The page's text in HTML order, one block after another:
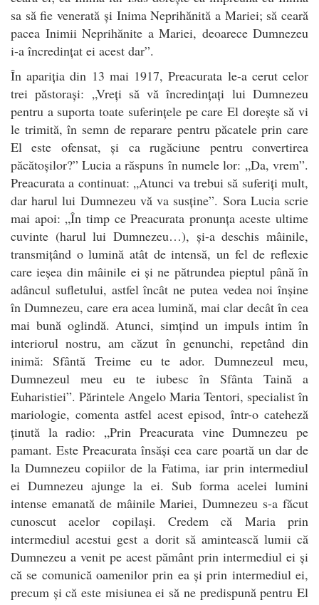
sa să fie venerată și Inima Neprihănită a Mariei; să ceară
pacea Inimii Neprihănite a Mariei, deoarece Dumnezeu
i-a încredințat ei acest dar”.
În apariția din 13 mai 1917, Preacurata le-a cerut celor
trei păstorași: „Vreți să vă încredințați lui Dumnezeu
pentru a suporta toate suferințele pe care El dorește să vi
le trimită, în semn de reparare pentru păcatele prin care
El este ofensat, și ca rugăciune pentru convertirea
păcătoșilor?” Lucia a răspuns în numele lor: „Da, vrem”.
Preacurata a continuat: „Atunci va trebui să suferiți mult,
dar harul lui Dumnezeu vă va susține”. Sora Lucia scrie
mai apoi: „În timp ce Preacurata pronunța aceste ultime
cuvinte (harul lui Dumnezeu…), și-a deschis mâinile,
transmițând o lumină atât de intensă, un fel de reflexie
care ieșea din mâinile ei și ne pătrundea pieptul până în
adâncul sufletului, astfel încât ne putea vedea noi înșine
în Dumnezeu, care era acea lumină, mai clar decât în cea
mai bună oglindă. Atunci, simțind un impuls intim în
interiorul nostru, am căzut în genunchi, repetând din
inimă: Sfântă Treime eu te ador. Dumnezeul meu,
Dumnezeul meu eu te iubesc în Sfânta Taină a
Euharistiei”. Părintele Angelo Maria Tentori, specialist în
mariologie, comenta astfel acest episod, într-o cateheză
ținută la radio: „Prin Preacurata vine Dumnezeu pe
pamant. Este Preacurata însăși cea care poartă un dar de
la Dumnezeu copiilor de la Fatima, iar prin intermediul
ei Dumnezeu ajunge la ei. Sub forma acelei lumini
intense emanată de mâinile Mariei, Dumnezeu s-a făcut
cunoscut acelor copilași. Credem că Maria prin
intermediul acestui gest a dorit să amintească lumii că
Dumnezeu a venit pe acest pământ prin intermediul ei și
că se comunică oamenilor prin ea și prin intermediul ei,
precum și că este misiunea ei să ne predispună pentru El